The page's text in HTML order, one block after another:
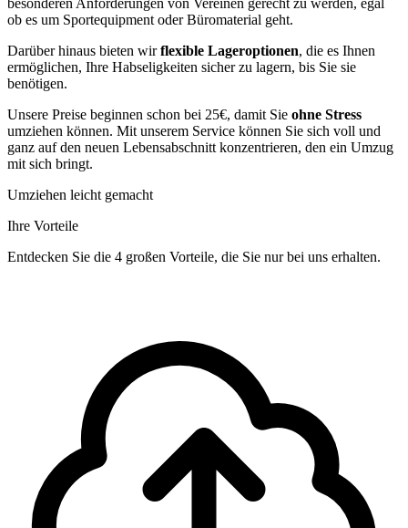
besonderen Anforderungen von Vereinen gerecht zu werden, egal
ob es um Sportequipment oder Büromaterial geht.
Darüber hinaus bieten wirflexible Lageroptionen, die es Ihnen
ermöglichen, Ihre Habseligkeiten sicher zu lagern, bis Sie sie
benötigen.
Unsere Preise beginnen schon bei 25€, damit Sie ohne Stress
umziehen können. Mit unserem Service können Sie sich voll und
ganz auf den neuen Lebensabschnitt konzentrieren, den ein Umzug
mit sich bringt.
Umziehen leicht gemacht
Ihre Vorteile
Entdecken Sie die 4 großen Vorteile, die Sie nur bei uns erhalten.